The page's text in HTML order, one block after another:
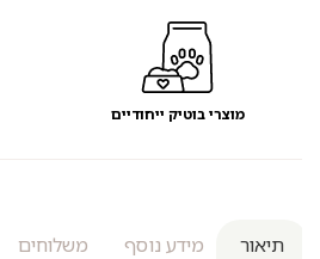
תיאור מידע נוסף משלוחים
מוצרי בוטיק ייחודיים